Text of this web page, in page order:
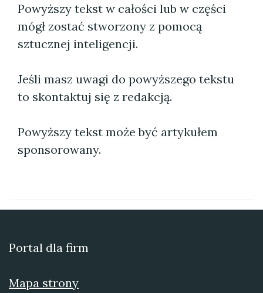
Powyższy tekst w całości lub w części
mógł zostać stworzony z pomocą
sztucznej inteligencji.
Jeśli masz uwagi do powyższego tekstu
to skontaktuj się z redakcją.
Powyższy tekst może być artykułem
sponsorowany.
Portal dla firm
Mapa strony